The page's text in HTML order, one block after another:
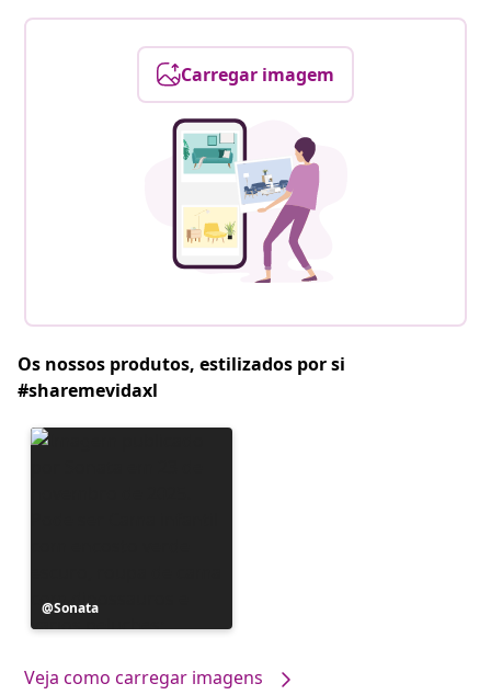
Carregar imagem
Os nossos produtos, estilizados por si
#sharemevidaxl
Postagem
publicada
Sonata
Veja como carregar imagens